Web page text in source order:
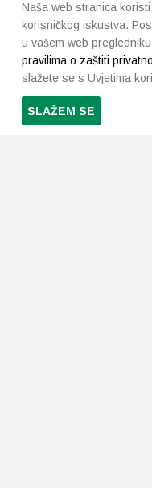
Naša web stranica
korisničkog iskustva.
u vašem web
pravilima o zaštiti
slažete se s Uvjetima
SLAŽEM SE